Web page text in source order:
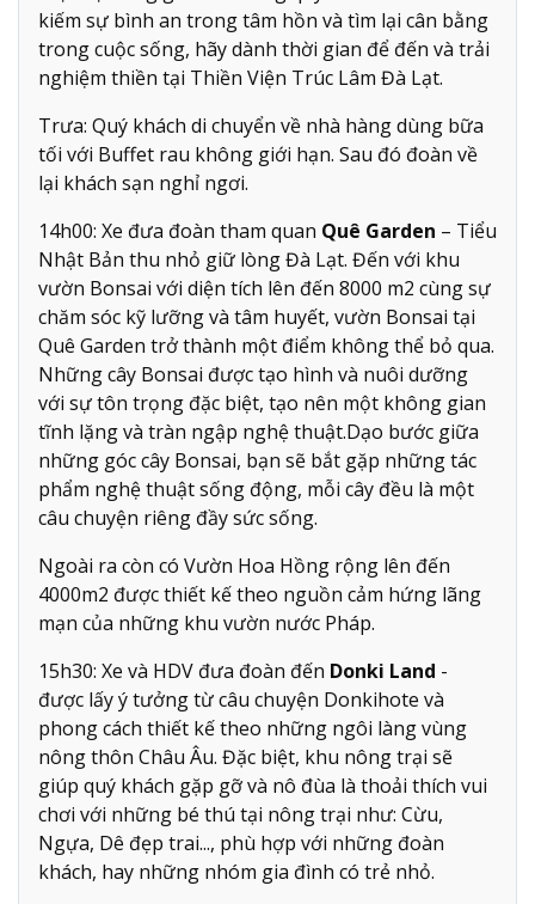
kiếm sự bình an trong tâm hồn và tìm lại cân bằng
trong cuộc sống, hãy dành thời gian để đến và trải
nghiệm thiền tại Thiền Viện Trúc Lâm Đà Lạt.
Trưa: Quý khách di chuyển về nhà hàng dùng bữa
tối với Buffet rau không giới hạn. Sau đó đoàn về
lại khách sạn nghỉ ngơi.
14h00: Xe đưa đoàn tham quan Quê Garden – Tiểu
Nhật Bản thu nhỏ giữ lòng Đà Lạt. Đến với khu
vườn Bonsai với diện tích lên đến 8000 m2 cùng sự
chăm sóc kỹ lưỡng và tâm huyết, vườn Bonsai tại
Quê Garden trở thành một điểm không thể bỏ qua.
Những cây Bonsai được tạo hình và nuôi dưỡng
với sự tôn trọng đặc biệt, tạo nên một không gian
tĩnh lặng và tràn ngập nghệ thuật.Dạo bước giữa
những góc cây Bonsai, bạn sẽ bắt gặp những tác
phẩm nghệ thuật sống động, mỗi cây đều là một
câu chuyện riêng đầy sức sống.
Ngoài ra còn có Vườn Hoa Hồng rộng lên đến
4000m2 được thiết kế theo nguồn cảm hứng lãng
mạn của những khu vườn nước Pháp.
15h30: Xe và HDV đưa đoàn đến Donki Land -
được lấy ý tưởng từ câu chuyện Donkihote và
phong cách thiết kế theo những ngôi làng vùng
nông thôn Châu Âu. Đặc biệt, khu nông trại sẽ
giúp quý khách gặp gỡ và nô đùa là thoải thích vui
chơi với những bé thú tại nông trại như: Cừu,
Ngựa, Dê đẹp trai..., phù hợp với những đoàn
khách, hay những nhóm gia đình có trẻ nhỏ.